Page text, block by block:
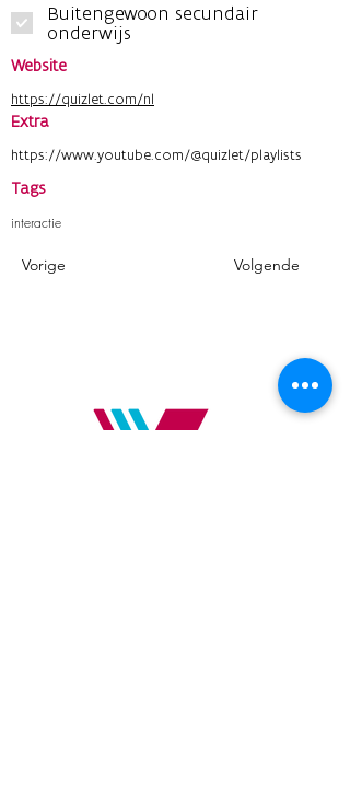
Buitengewoon secundair
onderwijs
Website
https://quizlet.com/nl
Extra
https://www.youtube.com/@quizlet/playlists
Tags
interactie
Vorige Volgende